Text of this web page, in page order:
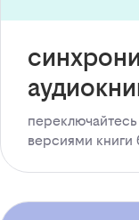
версиями книги